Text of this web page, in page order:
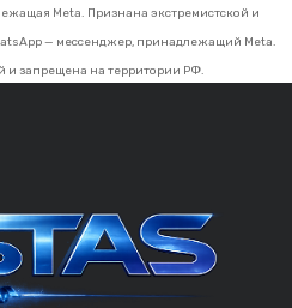
Meta. Признана экстремистской и
— мессенджер, принадлежащий Meta.
и запрещена на территории РФ.